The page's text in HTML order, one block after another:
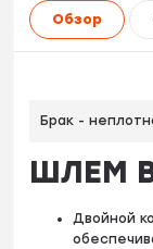
Обзор
Брак -
ШЛЕМ
Двойной